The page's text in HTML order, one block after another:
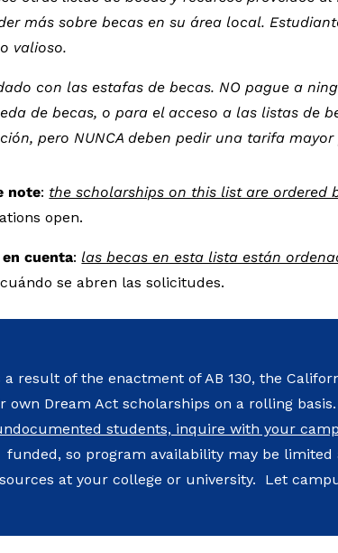
más sobre becas en su área local.
valioso.
con las estafas de becas. NO pague a
de becas, o para el acceso a las listas de
pero NUNCA deben pedir una tarifa
note: the scholarships on this list are ordered
open.
en cuenta: las becas en esta lista están
se abren las solicitudes.
a result of the enactment of AB 130, the
own Dream Act scholarships on a rolling basis.
students, inquire with your
funded, so program availability may be
at your college or university. Let